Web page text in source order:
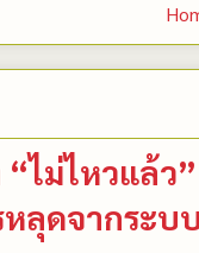
“ไม่ไหวแล้
หลุดจากระบ